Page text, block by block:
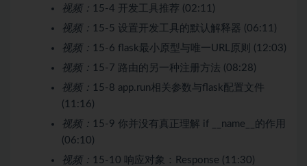
视频： 15-4 开发工具推荐 (02:11)
视频： 15-5 设置开发工具的默认解释器 (06:11)
视频： 15-6 flask最小原型与唯一URL原则 (12:03)
视频： 15-7 路由的另一种注册方法 (08:28)
视频： 15-8 app.run相关参数与flask配置文件
(11:16)
视频： 15-9 你并没有真正理解 if __name__的作用
(06:10)
视频： 15-10 响应对象：Response (11:30)